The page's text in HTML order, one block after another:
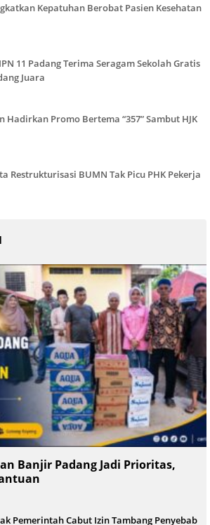
Kepatuhan Berobat Pasien Kesehatan
11 Padang Terima Seragam Sekolah Gratis
Juara
Hadirkan Promo Bertema “357” Sambut HJK
Restrukturisasi BUMN Tak Picu PHK Pekerja
Banjir Padang Jadi Prioritas,
Pemerintah Cabut Izin Tambang Penyebab